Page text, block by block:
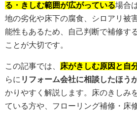
る・きしむ範囲が広がっている場合
地の劣化や床下の腐食、シロアリ被
能性もあるため、自己判断で補修す
ことが大切です。
この記事では、 床がきしむ原因と自
らに リフォーム会社に相談したほう
かりやすく解説します。床のきしみ
ている方や、フローリング補修・床